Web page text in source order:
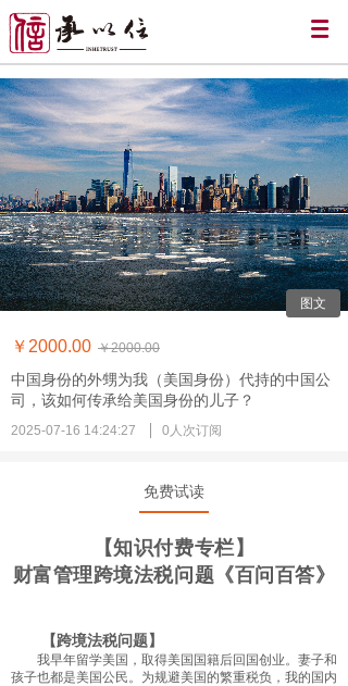
图文
￥2000.00 ￥2000.00
中国身份的外甥为我（美国身份）代持的中国公
司，该如何传承给美国身份的儿子？
2025-07-16 14:24:27 0人次订阅
免费试读
【知识付费专栏】
财富管理跨境法税问题《百问百答》
【跨境法税问题】
我早年留学美国，取得美国国籍后回国创业。妻子和
孩子也都是美国公民。为规避美国的繁重税负，我的国内